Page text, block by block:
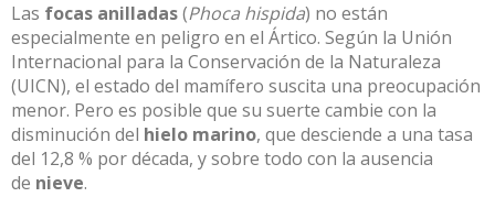
Las focas anilladas(Phoca hispida) no están
especialmente en peligro en el Ártico. Según la Unión
Internacional para la Conservación de la Naturaleza
(UICN), el estado del mamífero suscita una preocupación
menor. Pero es posible que su suerte cambie con la
disminución del hielo marino, que desciende a una tasa
del 12,8 % por década, y sobre todo con la ausencia
de nieve.